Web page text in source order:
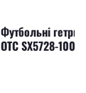
Футбольні гетри
OTC SX5728-100